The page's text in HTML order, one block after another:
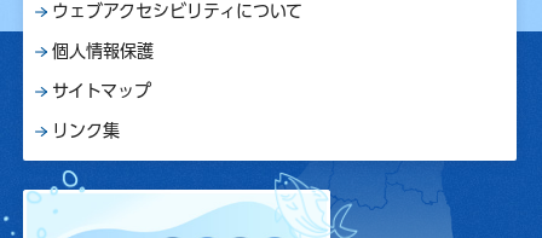
ウェブアクセシビリティについて
個人情報保護
サイトマップ
リンク集